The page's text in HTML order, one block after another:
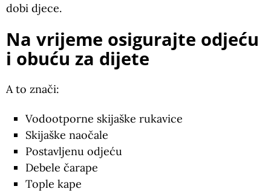
dobi djece.
Na vrijeme osigurajte odjeću
i obuću za dijete
A to znači:
Vodootporne skijaške rukavice
Skijaške naočale
Postavljenu odjeću
Debele čarape
Tople kape